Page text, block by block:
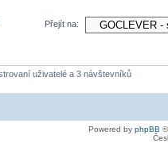
Přejít na:
uživatelé a 3 návštevníků
Powered by phpBB